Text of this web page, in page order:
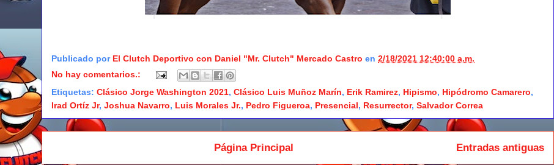
Publicado por El Clutch Deportivo con Daniel "Mr. Clutch" Mercado Castro en 2/18/2021 12:40:00 a.m.
No hay comentarios.:
Etiquetas: Clásico Jorge Washington 2021, Clásico Luis Muñoz Marín, Erik Ramirez, Hipismo, Hipódromo Camarero,
Irad Ortíz Jr, Joshua Navarro, Luis Morales Jr., Pedro Figueroa, Presencial, Resurrector, Salvador Correa
Entradas antiguas
Página Principal